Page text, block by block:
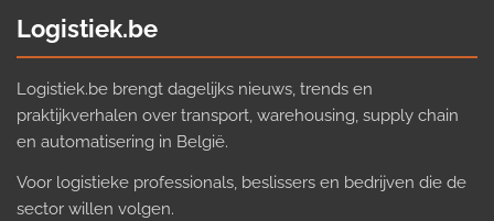
Logistiek.be
Logistiek.be brengt dagelijks nieuws, trends en
praktijkverhalen over transport, warehousing, supply chain
en automatisering in België.
Voor logistieke professionals, beslissers en bedrijven die de
sector willen volgen.